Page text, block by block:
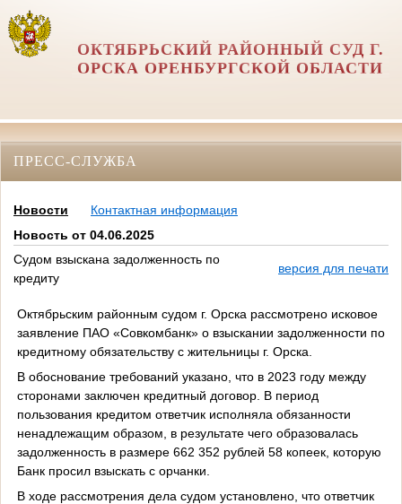
ОКТЯБРЬСКИЙ РАЙОННЫЙ СУД Г.
ОРСКА ОРЕНБУРГСКОЙ ОБЛАСТИ
ПРЕСС-СЛУЖБА
Новости
Контактная информация
Новость от 04.06.2025
Судом взыскана задолженность по
кредиту
версия для печати
Октябрьским районным судом г. Орска рассмотрено исковое
заявление ПАО «Совкомбанк» о взыскании задолженности по
кредитному обязательству с жительницы г. Орска.
В обоснование требований указано, что в 2023 году между
сторонами заключен кредитный договор. В период
пользования кредитом ответчик исполняла обязанности
ненадлежащим образом, в результате чего образовалась
задолженность в размере 662 352 рублей 58 копеек, которую
Банк просил взыскать с орчанки.
В ходе рассмотрения дела судом установлено, что ответчик